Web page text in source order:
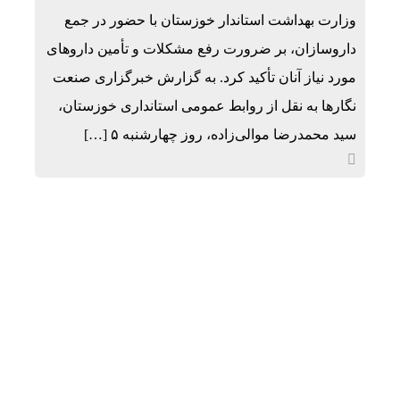
وزارت بهداشت استاندار خوزستان با حضور در جمع
داروسازان، بر ضرورت رفع مشکلات و تأمین داروهای
مورد نیاز آنان تأکید کرد. به گزارش خبرگزاری صنعت
نگارها به نقل از روابط عمومی استانداری خوزستان،
سید محمدرضا موالی‌زاده، روز چهارشنبه ۵ […]